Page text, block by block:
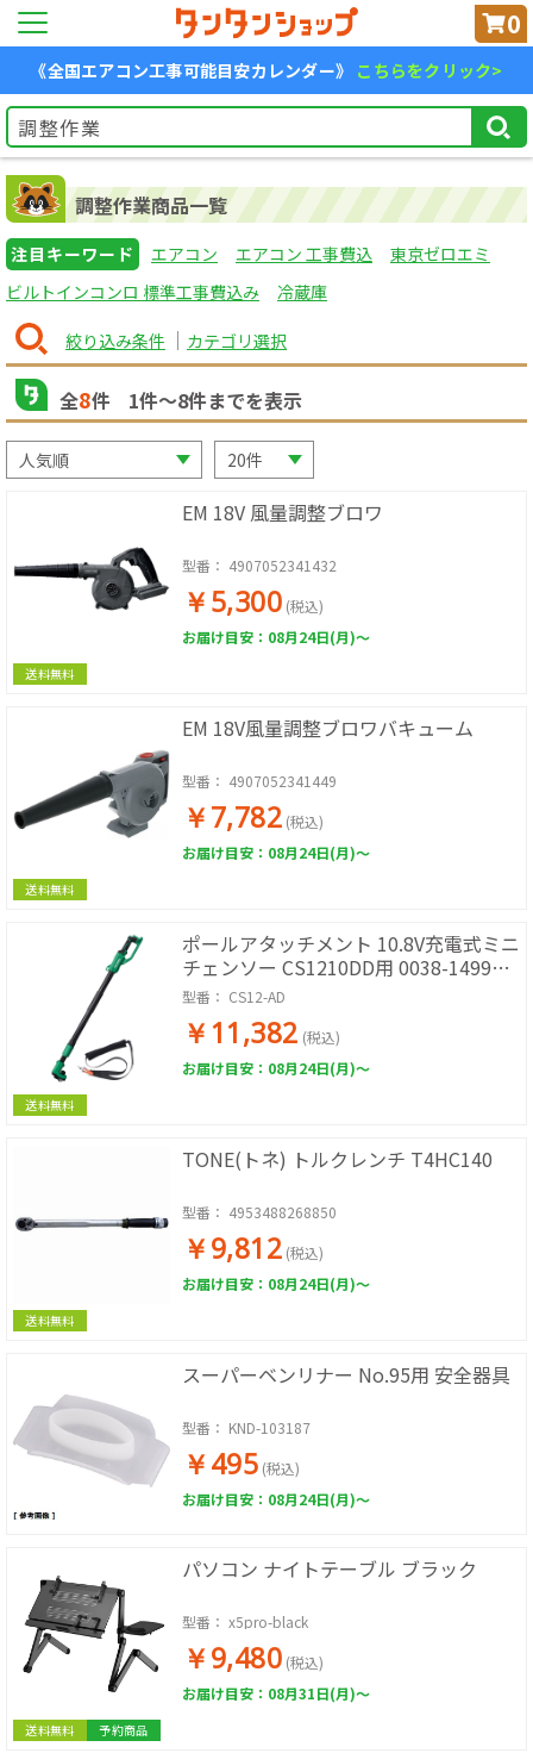
0
《全国エアコン工事可能目安カレンダー》 こちらをクリック>
調整作業商品一覧
注目キーワード エアコン エアコン 工事費込
東京ゼロエミ
ビルトインコンロ 標準工事費込み
冷蔵庫
絞り込み条件 カテゴリ選択
全8件 1件〜8件までを表示
送料無料
EM 18V 風量調整ブロワ
型番： 4907052341432
￥5,300 (税込)
お届け目安：08月24日(月)～
送料無料
EM 18V風量調整ブロワバキューム
型番： 4907052341449
￥7,782 (税込)
お届け目安：08月24日(月)～
送料無料
ポールアタッチメント 10.8V充電式ミニ
チェンソー CS1210DD用 0038-1499
381499 [KH13]
型番： CS12-AD
￥11,382 (税込)
お届け目安：08月24日(月)～
送料無料
TONE(トネ) トルクレンチ T4HC140
型番： 4953488268850
￥9,812 (税込)
お届け目安：08月24日(月)～
スーパーベンリナー No.95用 安全器具
型番： KND-103187
￥495 (税込)
お届け目安：08月24日(月)～
送料無料 予約商品
パソコン ナイトテーブル ブラック
型番： x5pro-black
￥9,480 (税込)
お届け目安：08月31日(月)～